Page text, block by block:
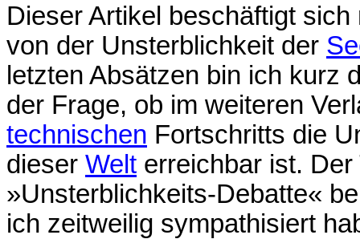
Dieser Artikel beschäftigt
von der Unsterblichkeit der
letzten Absätzen bin ich kurz
der Frage, ob im weiteren
technischen Fortschritts die
dieser Welt erreichbar ist.
»Unsterblichkeits-Debatte«
ich zeitweilig sympathisiert